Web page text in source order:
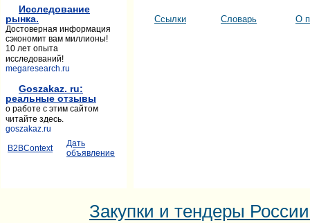
Ссылки Словарь О
Исследование
рынка.
Достоверная информация
сэкономит вам миллионы!
10 лет опыта
исследований!
megaresearch.ru
Goszakaz. ru:
реальные отзывы
о работе с этим сайтом
читайте здесь.
goszakaz.ru
B2BContext
Дать
объявление
Закупки и тендеры